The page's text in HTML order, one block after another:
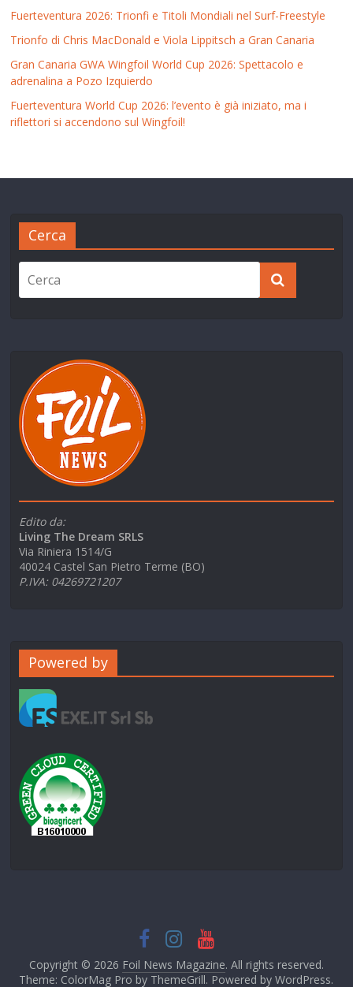
Fuerteventura 2026: Trionfi e Titoli Mondiali nel Surf-Freestyle
Trionfo di Chris MacDonald e Viola Lippitsch a Gran Canaria
Gran Canaria GWA Wingfoil World Cup 2026: Spettacolo e
adrenalina a Pozo Izquierdo
Fuerteventura World Cup 2026: l’evento è già iniziato, ma i
riflettori si accendono sul Wingfoil!
Cerca
Edito da:
Living The Dream SRLS
Via Riniera 1514/G
40024 Castel San Pietro Terme (BO)
P.IVA: 04269721207
Powered by
Copyright © 2026 Foil News Magazine. All rights reserved.
Theme: ColorMag Pro by ThemeGrill. Powered byWordPress.